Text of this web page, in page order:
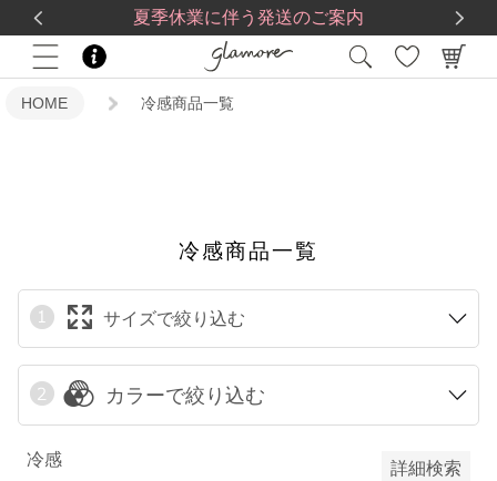
夏季休業に伴う発送のご案内
送料一律560円5,500円(税込)以上で送料無料
HOME 冷感商品一覧
冷感商品一覧
サイズで絞り込む
カラーで絞り込む
冷感 詳細検索
限定
再入荷
在庫なし商品を表示しない
予約商品 予約商品のみを表示
検索